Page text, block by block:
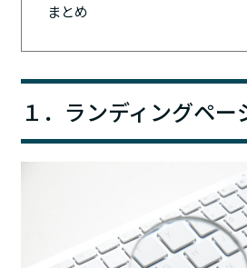
まとめ
１．ランディングペ